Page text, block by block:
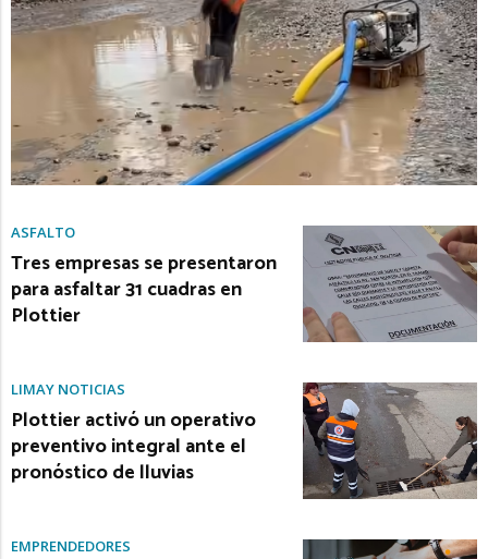
ASFALTO
Tres empresas se presentaron
para asfaltar 31 cuadras en
Plottier
LIMAY NOTICIAS
Plottier activó un operativo
preventivo integral ante el
pronóstico de lluvias
EMPRENDEDORES